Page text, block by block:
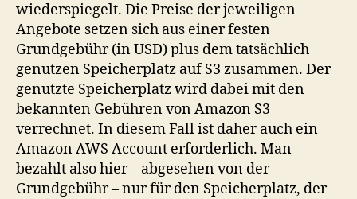
wiederspiegelt. Die Preise der jeweiligen
Angebote setzen sich aus einer festen
Grundgebühr (in USD) plus dem tatsächlich
genutzen Speicherplatz auf S3 zusammen. Der
genutzte Speicherplatz wird dabei mit den
bekannten Gebühren von Amazon S3
verrechnet. In diesem Fall ist daher auch ein
Amazon AWS Account erforderlich. Man
bezahlt also hier – abgesehen von der
Grundgebühr – nur für den Speicherplatz, der